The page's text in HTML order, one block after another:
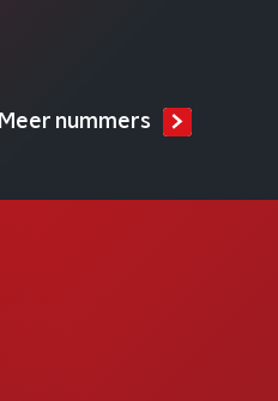
Meer nummers